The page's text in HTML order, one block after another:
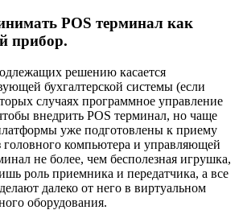
POS терминал как
прибор.
решению касается
бухгалтерской системы (если
случаях программное управление
внедрить POS терминал, но чаще
уже подготовлены к приему
головного компьютера и управляющей
не более, чем бесполезная игрушка,
роль приемника и передатчика, а все
далеко от него в виртуальном
оборудования.